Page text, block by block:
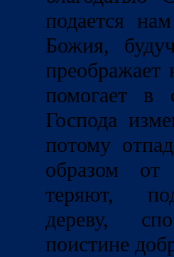
подается
Божия,
помогает в
Господа
потому
образом от
теряют,
дереву,
поистине